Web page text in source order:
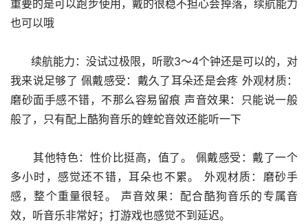
重要的是可以跑步使用，戴的很稳不担心会掉落，续航能力
也可以哦
我来说足够了 佩戴感受：戴久了耳朵还是会疼 外观材质：
磨砂面手感不错，不那么容易留痕 声音效果：只能说一般
般了，只有配上酷狗音乐的蝰蛇音效还能听一下
多小时，感觉还不错，耳朵也不累。 外观材质：磨砂手
感，整个重量很轻。 声音效果：配合酷狗音乐的专属音
效，听音乐非常好；打游戏也感觉不到延迟。